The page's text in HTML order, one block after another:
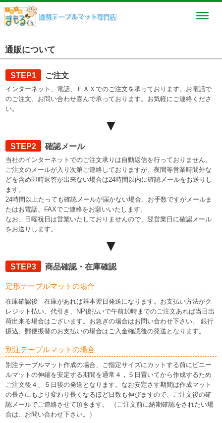
通販について
STEP1 ご注文
インターネット、電話、ＦＡＸでのご注文を承っております。お電話で
のご注文、お問い合わせ喜んで承っております。お気軽にご連絡くださ
い。
▼
STEP2 確認メール
当社のインターネットでのご注文承りは自動返信を行っておりません。
ご注文のメールが入り次第ご連絡しておりますが、夜間等営業時間外な
どを含め即時返答が出来ない場合は24時間以内に確認メールをお送りし
ます。
24時間以上たっても確認メールが届かない場合、お手数ですがメールま
たはお電話、FAXでご連絡をお願いいたします。
なお、日曜祝日は営業いたしておりませんので、翌営業日に確認メール
をお送りします。
▼
STEP3 商品確認・在庫確認
定形テーブルマットの場合
在庫確認後 在庫があれば基本翌日発送になります。お支払い方法がク
レジット払い、代引き、NP後払いで午前10時までのご注文あれば当日出
荷出来る場合はございます。お急ぎの場合はお問い合わせ下さい。 銀行
振込、郵便振替のお支払いの場合はご入金確認後の発送となります。
別注テーブルマットの場合
別注テーブルマット作成の場合、ご指定サイズにカットする前にビニー
ルマットの伸縮を安定する期間を通常４，５日置いてから作成するため
ご注文後４、５日後の発送となります。なお安定さす期間は作成マット
の長さにもより変わり長くなるほど日数も伸びますので、ご注文後の確
認メールでご連絡させて頂きます。 （ご注文前に納期確認をされたい場
合は、お問い合わせ下さい。）